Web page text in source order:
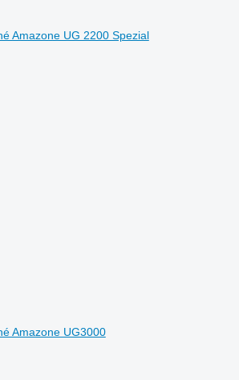
Amazone UG 2200 Spezial
Amazone UG3000